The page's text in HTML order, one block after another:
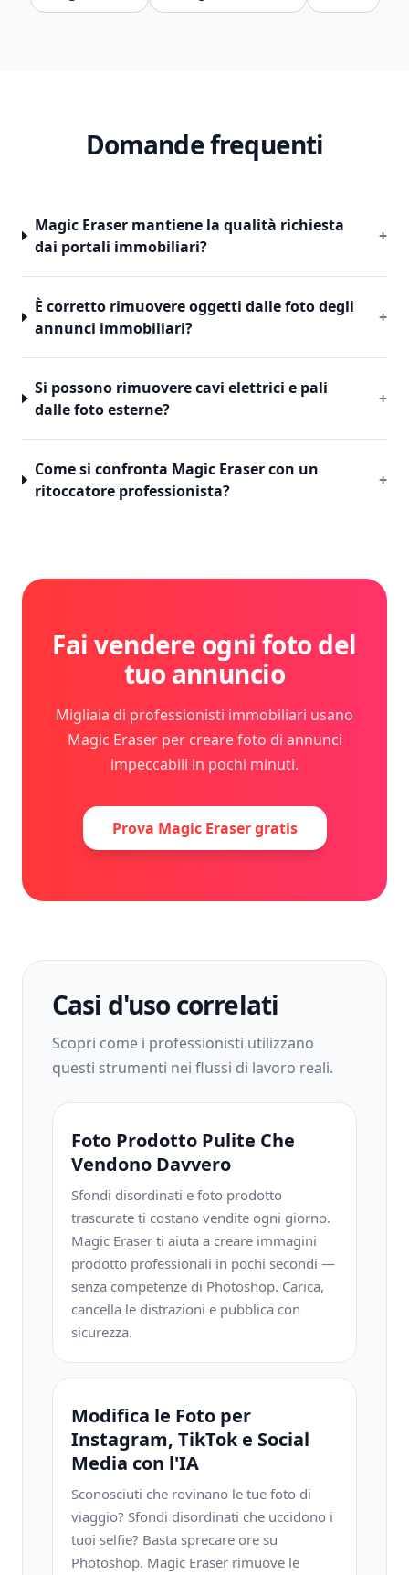
Domande frequenti
Magic Eraser mantiene la qualità richiesta
dai portali immobiliari?
+
È corretto rimuovere oggetti dalle foto degli
annunci immobiliari?
+
Si possono rimuovere cavi elettrici e pali
dalle foto esterne?
+
Come si confronta Magic Eraser con un
ritoccatore professionista?
+
Fai vendere ogni foto del
tuo annuncio
Migliaia di professionisti immobiliari usano
Magic Eraser per creare foto di annunci
impeccabili in pochi minuti.
Prova Magic Eraser gratis
Casi d'uso correlati
Scopri come i professionisti utilizzano
questi strumenti nei flussi di lavoro reali.
Foto Prodotto Pulite Che
Vendono Davvero
Sfondi disordinati e foto prodotto
trascurate ti costano vendite ogni giorno.
Magic Eraser ti aiuta a creare immagini
prodotto professionali in pochi secondi —
senza competenze di Photoshop. Carica,
cancella le distrazioni e pubblica con
sicurezza.
Modifica le Foto per
Instagram, TikTok e Social
Media con l'IA
Sconosciuti che rovinano le tue foto di
viaggio? Sfondi disordinati che uccidono i
tuoi selfie? Basta sprecare ore su
Photoshop. Magic Eraser rimuove le